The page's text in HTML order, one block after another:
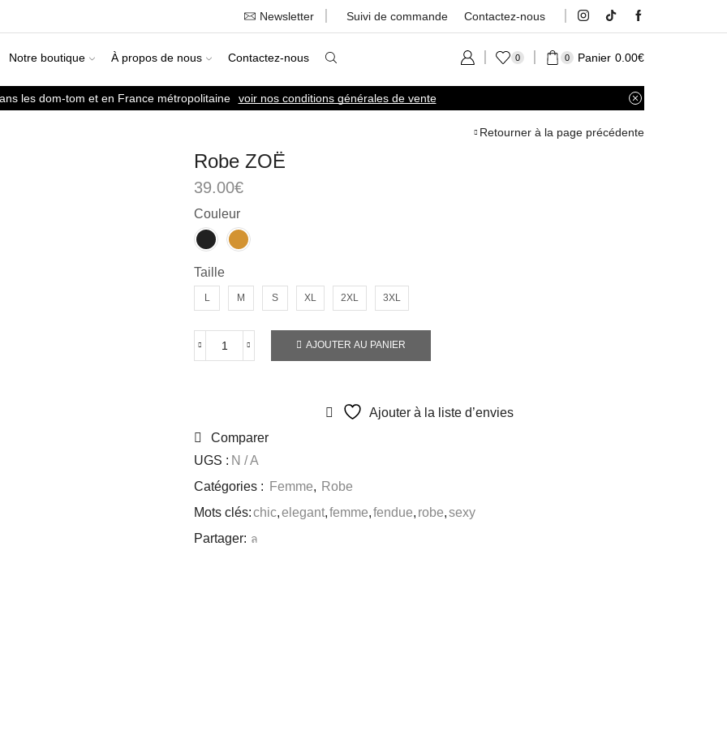
Newsletter Suivi de commande Contactez-nous
Notre boutique À propos de nous Contactez-nous 0 0 Panier 0.00€
les dom-tom et en France métropolitaine voir nos conditions générales de vente
Retourner à la page précédente
Robe ZOË
39.00€
Couleur
Taille
L M S XL 2XL 3XL
AJOUTER AU PANIER
Ajouter à la liste d’envies
Comparer
UGS : N / A
Catégories :
Femme, Robe
Mots clés:chic,elegant,femme,fendue, robe,sexy
Partager: